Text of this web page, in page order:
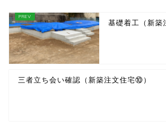
基礎着工（新築
三者立ち会い確認（新築注文住宅⑩）